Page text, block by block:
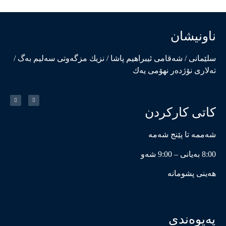
ناونیشان
سلێمانی / شەقامی ئیبراهیم پاشا / نزیك مزگەوتی سەلیم بەگ /
تەلاری نۆژدەر نهۆمی یەك
کاتی کارکردن
شەممە تا پێنج شەمە
8:00 بەیانی – 9:00 شەو
هەینی پشومانە
پەیوەندی